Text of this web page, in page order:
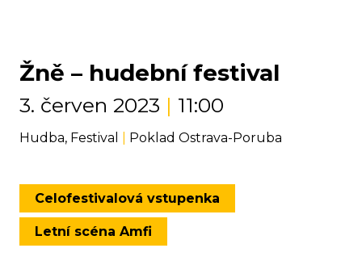
Žně – hudební festival
3. červen 2023 | 11:00
Hudba, Festival Poklad Ostrava-Poruba
Celofestivalová vstupenka
Letní scéna Amfi